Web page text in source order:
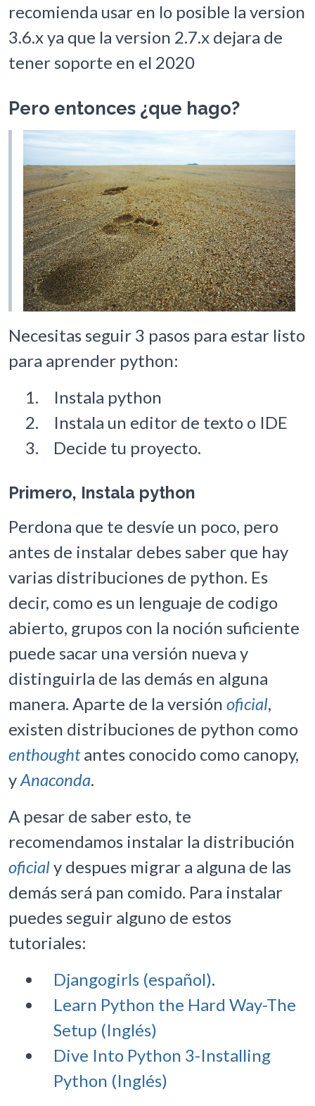
recomienda usar en lo posible la version
3.6.x ya que la version 2.7.x dejara de
tener soporte en el 2020
Pero entonces ¿que hago?
Necesitas seguir 3 pasos para estar listo
para aprender python:
Instala python
Instala un editor de texto o IDE
Decide tu proyecto.
Primero, Instala python
Perdona que te desvíe un poco, pero
antes de instalar debes saber que hay
varias distribuciones de python. Es
decir, como es un lenguaje de codigo
abierto, grupos con la noción suficiente
puede sacar una versión nueva y
distinguirla de las demás en alguna
manera. Aparte de la versión oficial,
existen distribuciones de python como
enthoughtantes conocido como canopy,
yAnaconda.
A pesar de saber esto, te
recomendamos instalar la distribución
oficialy despues migrar a alguna de las
demás será pan comido. Para instalar
puedes seguir alguno de estos
tutoriales:
Djangogirls (español).
Learn Python the Hard Way-The
Setup (Inglés)
Dive Into Python 3-Installing
Python (Inglés)